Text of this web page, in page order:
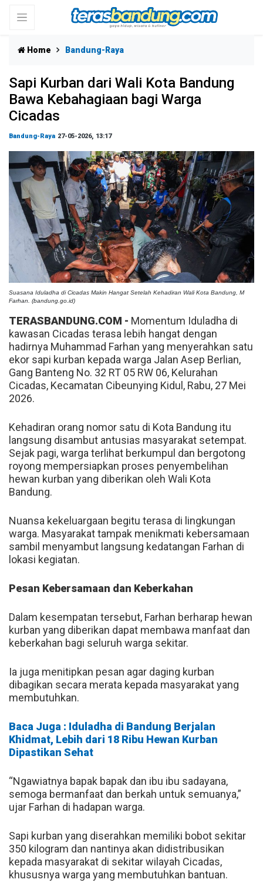
Home Bandung-Raya
Sapi Kurban dari Wali Kota Bandung
Bawa Kebahagiaan bagi Warga
Cicadas
Bandung-Raya 27-05-2026, 13:17
Suasana Iduladha di Cicadas Makin Hangat Setelah Kehadiran Wali Kota Bandung, M
Farhan. (bandung.go.id)
TERASBANDUNG.COM - Momentum Iduladha di
kawasan Cicadas terasa lebih hangat dengan
hadirnya Muhammad Farhan yang menyerahkan satu
ekor sapi kurban kepada warga Jalan Asep Berlian,
Gang Banteng No. 32 RT 05 RW 06, Kelurahan
Cicadas, Kecamatan Cibeunying Kidul, Rabu, 27 Mei
2026.
Kehadiran orang nomor satu di Kota Bandung itu
langsung disambut antusias masyarakat setempat.
Sejak pagi, warga terlihat berkumpul dan bergotong
royong mempersiapkan proses penyembelihan
hewan kurban yang diberikan oleh Wali Kota
Bandung.
Nuansa kekeluargaan begitu terasa di lingkungan
warga. Masyarakat tampak menikmati kebersamaan
sambil menyambut langsung kedatangan Farhan di
lokasi kegiatan.
Pesan Kebersamaan dan Keberkahan
Dalam kesempatan tersebut, Farhan berharap hewan
kurban yang diberikan dapat membawa manfaat dan
keberkahan bagi seluruh warga sekitar.
Ia juga menitipkan pesan agar daging kurban
dibagikan secara merata kepada masyarakat yang
membutuhkan.
Baca Juga : Iduladha di Bandung Berjalan
Khidmat, Lebih dari 18 Ribu Hewan Kurban
Dipastikan Sehat
“Ngawiatnya bapak bapak dan ibu ibu sadayana,
semoga bermanfaat dan berkah untuk semuanya,”
ujar Farhan di hadapan warga.
Sapi kurban yang diserahkan memiliki bobot sekitar
350 kilogram dan nantinya akan didistribusikan
kepada masyarakat di sekitar wilayah Cicadas,
khususnya warga yang membutuhkan bantuan.